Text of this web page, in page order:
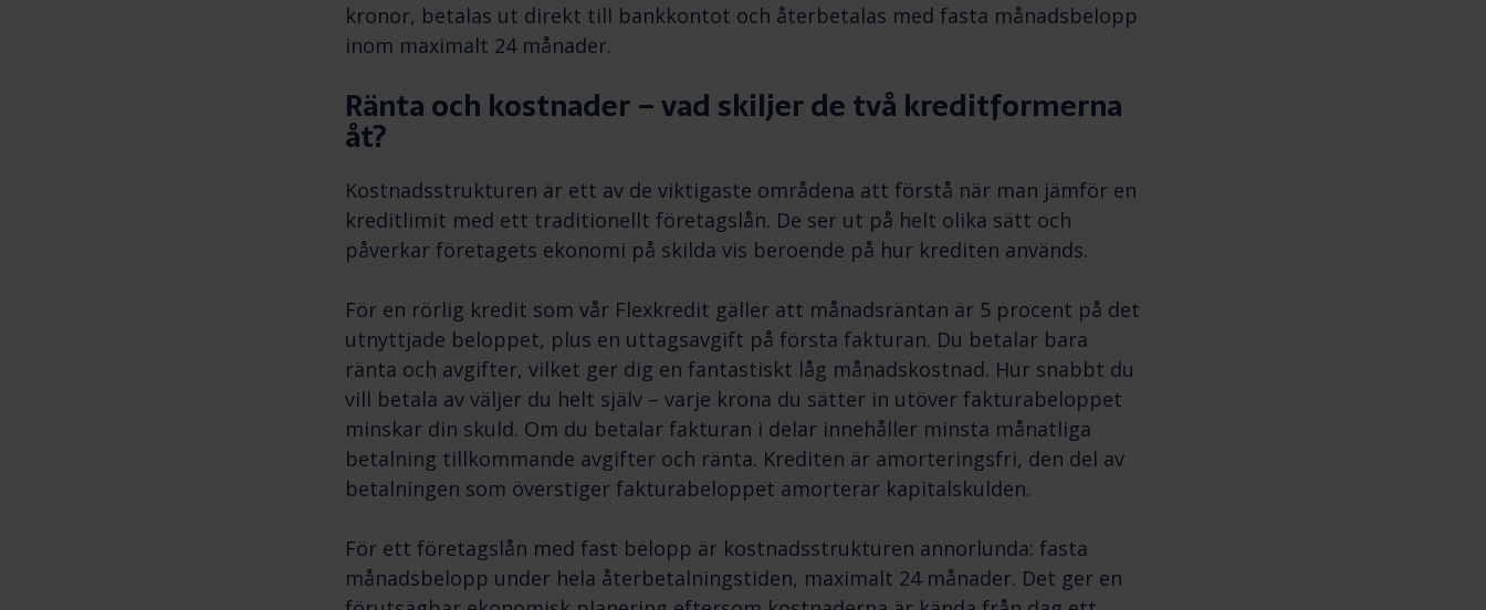
kronor, betalas ut direkt till bankkontot och återbetalas med fasta månadsbelopp
inom maximalt 24 månader.
Ränta och kostnader – vad skiljer de två kreditformerna
åt?
Kostnadsstrukturen är ett av de viktigaste områdena att förstå när man jämför en
kreditlimit med ett traditionellt företagslån. De ser ut på helt olika sätt och
påverkar företagets ekonomi på skilda vis beroende på hur krediten används.
För en rörlig kredit som vår Flexkredit gäller att månadsräntan är 5 procent på det
utnyttjade beloppet, plus en uttagsavgift på första fakturan. Du betalar bara
ränta och avgifter, vilket ger dig en fantastiskt låg månadskostnad. Hur snabbt du
vill betala av väljer du helt själv – varje krona du sätter in utöver fakturabeloppet
minskar din skuld. Om du betalar fakturan i delar innehåller minsta månatliga
betalning tillkommande avgifter och ränta. Krediten är amorteringsfri, den del av
betalningen som överstiger fakturabeloppet amorterar kapitalskulden.
För ett företagslån med fast belopp är kostnadsstrukturen annorlunda: fasta
månadsbelopp under hela återbetalningstiden, maximalt 24 månader. Det ger en